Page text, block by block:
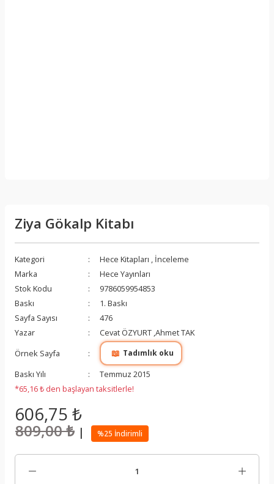
Ziya Gökalp Kitabı
Kategori Hece Kitapları , İnceleme
Marka
Hece Yayınları
Stok Kodu
9786059954853
Baskı
1. Baskı
Sayfa Sayısı
476
Yazar
Cevat ÖZYURT ,Ahmet TAK
Örnek Sayfa
📖 Tadımlık oku
Baskı Yılı
Temmuz 2015
*65,16 ₺ den başlayan taksitlerle!
606,75 ₺
809,00 ₺ | %25 İndirimli